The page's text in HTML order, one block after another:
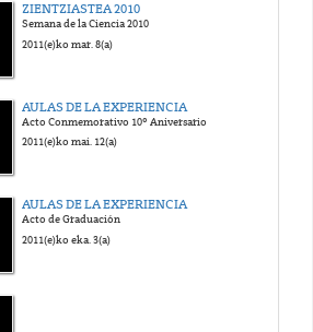
ZIENTZIASTEA 2010
Semana de la Ciencia 2010
2011(e)ko mar. 8(a)
AULAS DE LA EXPERIENCIA
Acto Conmemorativo 10º Aniversario
2011(e)ko mai. 12(a)
AULAS DE LA EXPERIENCIA
Acto de Graduación
2011(e)ko eka. 3(a)